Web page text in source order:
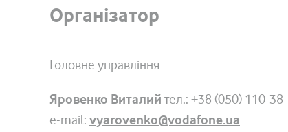
Організатор
Головне управління
Яровенко Виталий тел.: +38 (050) 110-
e-mail: vyarovenko@vodafone.ua